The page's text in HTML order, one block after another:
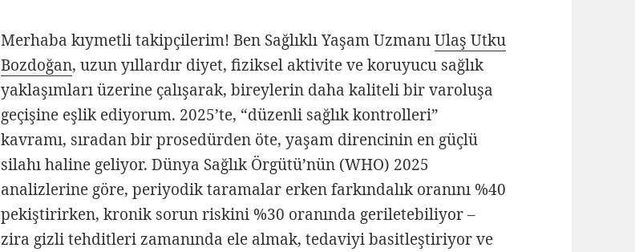
Merhaba kıymetli takipçilerim! Ben Sağlıklı Yaşam UzmanıUlaş Utku
Bozdoğan, uzun yıllardır diyet, fiziksel aktivite ve koruyucu sağlık
yaklaşımları üzerine çalışarak, bireylerin daha kaliteli bir varoluşa
geçişine eşlik ediyorum. 2025’te, “düzenli sağlık kontrolleri”
kavramı, sıradan bir prosedürden öte, yaşam direncinin en güçlü
silahı haline geliyor. Dünya Sağlık Örgütü’nün (WHO) 2025
analizlerine göre, periyodik taramalar erken farkındalık oranını %40
pekiştirirken, kronik sorun riskini %30 oranında geriletebiliyor –
zira gizli tehditleri zamanında ele almak, tedaviyi basitleştiriyor ve